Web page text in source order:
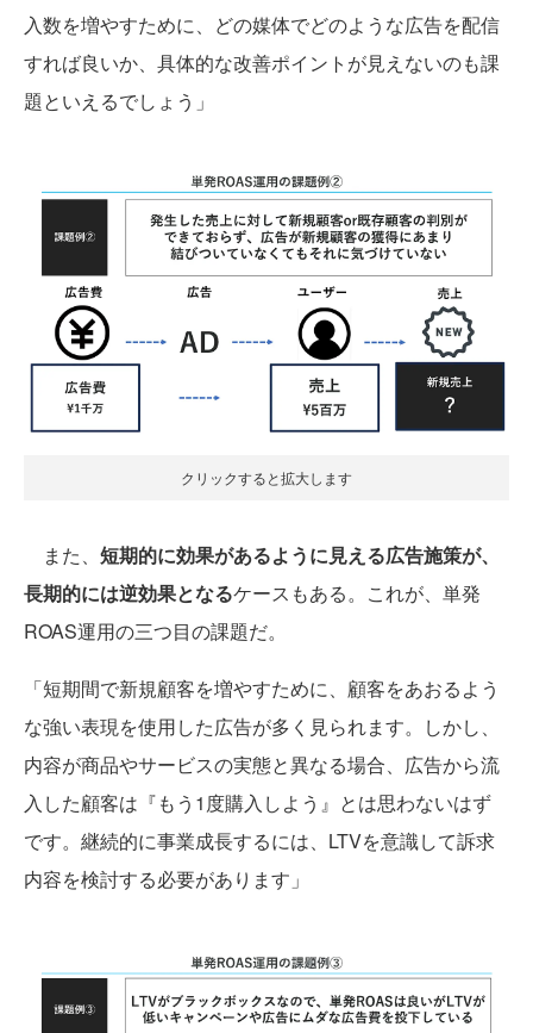
入数を増やすために、どの媒体でどのような広告を配信
すれば良いか、具体的な改善ポイントが見えないのも課
題といえるでしょう」
クリックすると拡大します
また、 短期的に効果があるように見える広告施策が、
長期的には逆効果となるケースもある。これが、単発
ROAS運用の三つ目の課題だ。
「短期間で新規顧客を増やすために、顧客をあおるよう
な強い表現を使用した広告が多く見られます。しかし、
内容が商品やサービスの実態と異なる場合、広告から流
入した顧客は『もう1度購入しよう』とは思わないはず
です。継続的に事業成長するには、LTVを意識して訴求
内容を検討する必要があります」